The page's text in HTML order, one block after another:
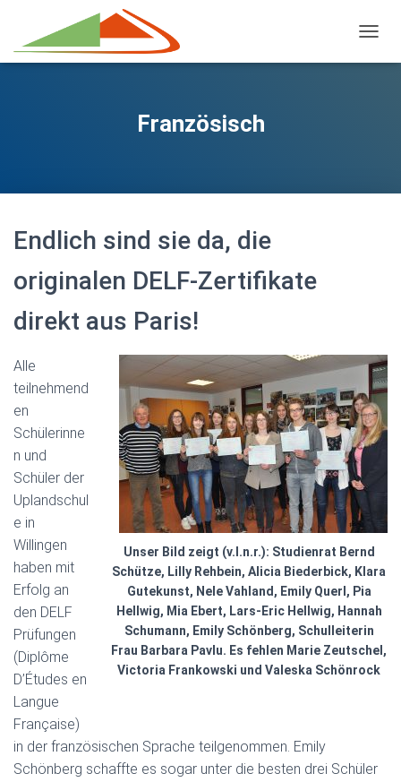
Französisch
Endlich sind sie da, die
originalen DELF-Zertifikate
direkt aus Paris!
Unser Bild zeigt (v.l.n.r.): Studienrat Bernd
Schütze, Lilly Rehbein, Alicia Biederbick, Klara
Gutekunst, Nele Vahland, Emily Querl, Pia
Hellwig, Mia Ebert, Lars-Eric Hellwig, Hannah
Schumann, Emily Schönberg, Schulleiterin
Frau Barbara Pavlu. Es fehlen Marie Zeutschel,
Victoria Frankowski und Valeska Schönrock
Alle
teilnehmend
en
Schülerinne
n und
Schüler der
Uplandschul
e in
Willingen
haben mit
Erfolg an
den DELF
Prüfungen
(Diplôme
D’Études en
Langue
Française)
in der französischen Sprache teilgenommen. Emily
Schönberg schaffte es sogar unter die besten drei Schüler